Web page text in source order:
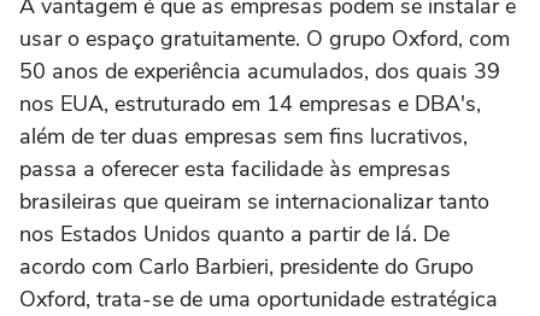
A vantagem é que as empresas podem se instalar e
usar o espaço gratuitamente. O grupo Oxford, com
50 anos de experiência acumulados, dos quais 39
nos EUA, estruturado em 14 empresas e DBA's,
além de ter duas empresas sem fins lucrativos,
passa a oferecer esta facilidade às empresas
brasileiras que queiram se internacionalizar tanto
nos Estados Unidos quanto a partir de lá. De
acordo com Carlo Barbieri, presidente do Grupo
Oxford, trata-se de uma oportunidade estratégica